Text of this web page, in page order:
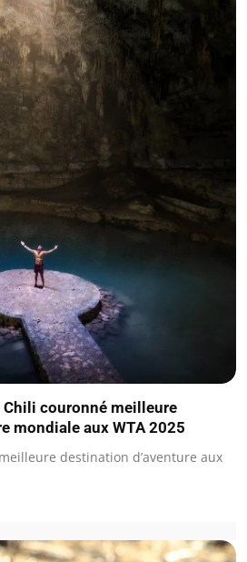
couronné meilleure
mondiale aux WTA 2025
destination d’aventure aux